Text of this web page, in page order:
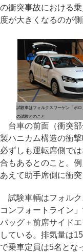
の衝突事故における
度が大きくなるのが側
試験車はフォルクスワーゲン「ポ
の試験とのこと
台車の前面（衝突部
製ハニカム構造の衝
必ずしも運転席側で
合もあるとのこと。
あえて助手席側に衝突
試験車輌はフォルク
コンフォートライン
バッグ＋前席サイド
している。排気量は
で乗車定員は5名とな